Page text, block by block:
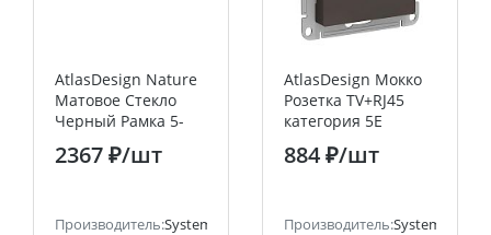
(ранее Schneider Electric)
AtlasDesign Nature
Матовое Стекло
Черный Рамка 5-
постовая (Schneider
Electric) Systeme
2367 ₽/шт
Производитель:Systeme Electric (ранее Schneider Electric)
AtlasDesign Мокко
Розетка TV+RJ45
категория 5E
Systeme Electric
(Schneider Electric)
884 ₽/шт
Производитель:Systeme